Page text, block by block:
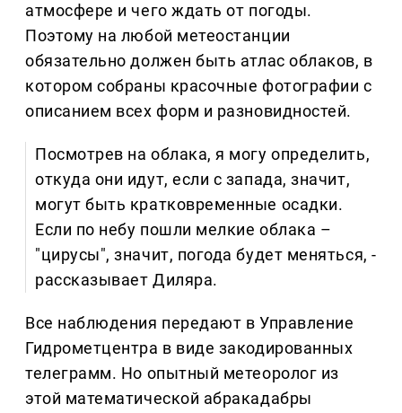
атмосфере и чего ждать от погоды.
Поэтому на любой метеостанции
обязательно должен быть атлас облаков, в
котором собраны красочные фотографии с
описанием всех форм и разновидностей.
Посмотрев на облака, я могу определить,
откуда они идут, если с запада, значит,
могут быть кратковременные осадки.
Если по небу пошли мелкие облака –
"цирусы", значит, погода будет меняться, -
рассказывает Диляра.
Все наблюдения передают в Управление
Гидрометцентра в виде закодированных
телеграмм. Но опытный метеоролог из
этой математической абракадабры